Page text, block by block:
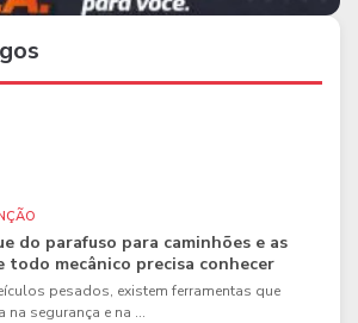
do parafuso para caminhões e as
todo mecânico precisa conhecer
pesados, existem ferramentas que
na segurança e na ...